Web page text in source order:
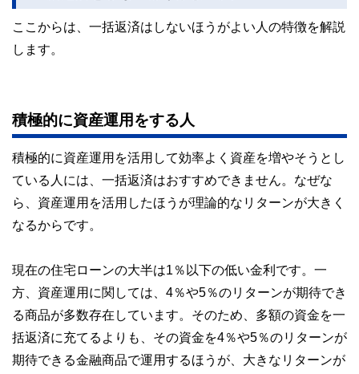
ここからは、一括返済はしないほうがよい人の特徴を解説
します。
積極的に資産運用をする人
積極的に資産運用を活用して効率よく資産を増やそうとし
ている人には、一括返済はおすすめできません。なぜな
ら、資産運用を活用したほうが理論的なリターンが大きく
なるからです。
現在の住宅ローンの大半は1％以下の低い金利です。一
方、資産運用に関しては、4％や5％のリターンが期待でき
る商品が多数存在しています。そのため、多額の資金を一
括返済に充てるよりも、その資金を4％や5％のリターンが
期待できる金融商品で運用するほうが、大きなリターンが